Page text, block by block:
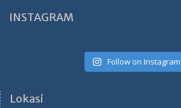
INSTAGRAM
Follow on Instagram
Lokasi